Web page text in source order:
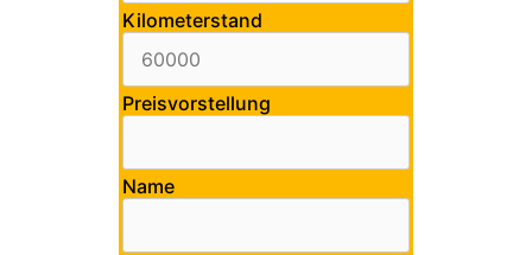
Kilometerstand
Preisvorstellung
Name